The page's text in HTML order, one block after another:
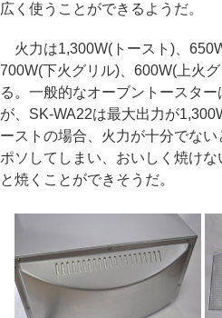
広く使うことができるようだ。
火力は1,300W(トースト)、
700W(下火グリル)、600W(上火
る。一般的なオーブントースタ
が、SK-WA22は最大出力が
ーストの場合、火力が十分でな
ポソしてしまい、おいしく焼け
と焼くことができそうだ。